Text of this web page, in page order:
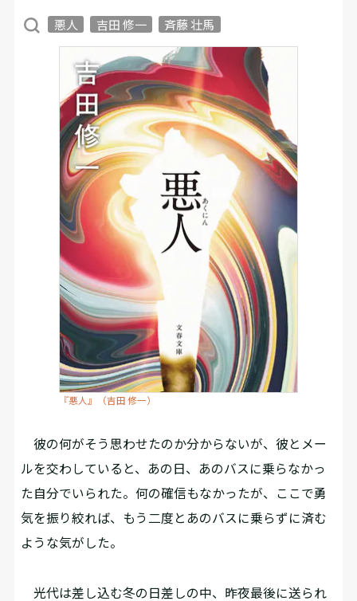
悪人 吉田 修一 斉藤 壮馬
『悪人』（吉田 修一）
彼の何がそう思わせたのか分からないが、彼とメー
ルを交わしていると、あの日、あのバスに乗らなかっ
た自分でいられた。何の確信もなかったが、ここで勇
気を振り絞れば、もう二度とあのバスに乗らずに済む
ような気がした。
光代は差し込む冬の日差しの中、昨夜最後に送られ